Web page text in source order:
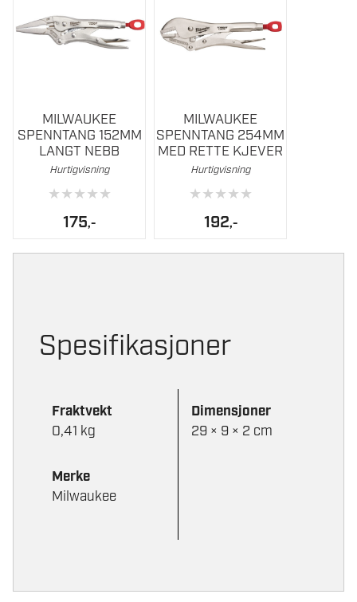
MILWAUKEE
SPENNTANG 152MM
LANGT NEBB
Hurtigvisning
★★★★★
175,-
MILWAUKEE
SPENNTANG 254MM
MED RETTE KJEVER
Hurtigvisning
★★★★★
192,-
Spesifikasjoner
Fraktvekt
0,41 kg
Dimensjoner
29 × 9 × 2 cm
Merke
Milwaukee